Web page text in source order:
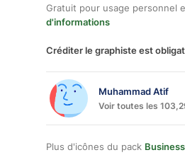
Gratuit pour usage personnel
d'informations
Créditer le graphiste est
Muhammad Atif
Voir toutes les
Plus d'icônes du pack